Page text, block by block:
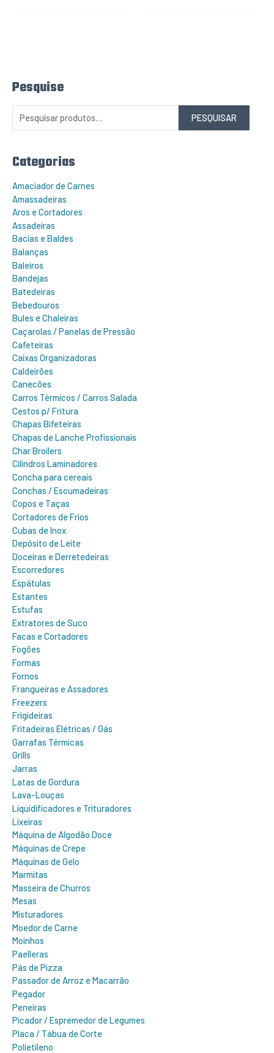
Pesquise
P
e
i
p
:
PESQUISAR
Categorias
Amaciador de Carnes
Amassadeiras
Aros e Cortadores
Assadeiras
Bacias e Baldes
Balanças
Baleiros
Bandejas
Batedeiras
Bebedouros
Bules e Chaleiras
Caçarolas / Panelas de Pressão
Cafeteiras
Caixas Organizadoras
Caldeirões
Canecões
Carros Térmicos / Carros Salada
Cestos p/ Fritura
Chapas Bifeteiras
Chapas de Lanche Profissionais
Char Broilers
Cilindros Laminadores
Concha para cereais
Conchas / Escumadeiras
Copos e Taças
Cortadores de Frios
Cubas de Inox
Depósito de Leite
Doceiras e Derretedeiras
Escorredores
Espátulas
Estantes
Estufas
Extratores de Suco
Facas e Cortadores
Fogões
Formas
Fornos
Frangueiras e Assadores
Freezers
Frigideiras
Fritadeiras Elétricas / Gás
Garrafas Térmicas
Grills
Jarras
Latas de Gordura
Lava-Louças
Liquidificadores e Trituradores
Lixeiras
Máquina de Algodão Doce
Máquinas de Crepe
Máquinas de Gelo
Marmitas
Masseira de Churros
Mesas
Misturadores
Moedor de Carne
Moinhos
Paelleras
Pás de Pizza
Passador de Arroz e Macarrão
Pegador
Peneiras
Picador / Espremedor de Legumes
Placa / Tábua de Corte
Polietileno